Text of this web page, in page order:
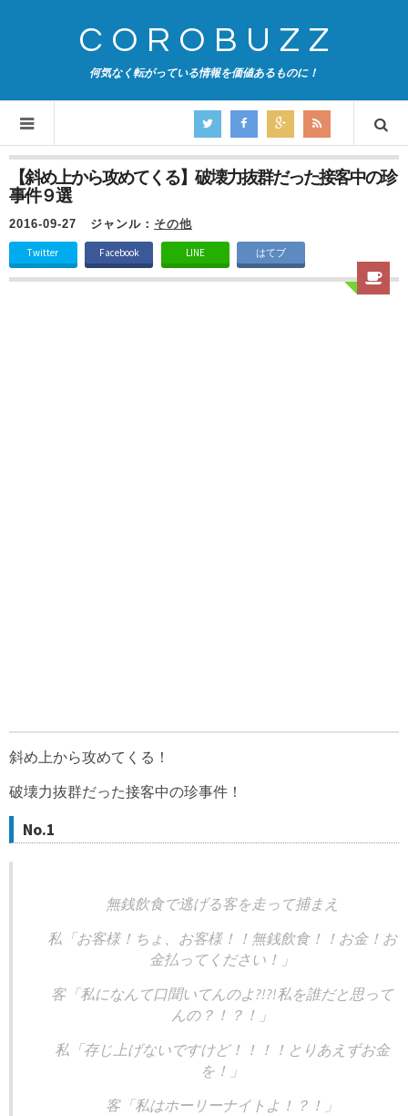
COROBUZZ
何気なく転がっている情報を価値あるものに！
【斜め上から攻めてくる】破壊力抜群だった接客中の珍
事件９選
2016-09-27 ジャンル： その他
Twitter Facebook LINE はてブ
斜め上から攻めてくる！
破壊力抜群だった接客中の珍事件！
No.1
無銭飲食で逃げる客を走って捕まえ
私「お客様！ちょ、お客様！！無銭飲食！！お金！お
金払ってください！」
客「私になんて口聞いてんのよ?!?!私を誰だと思って
んの？！？！」
私「存じ上げないですけど！！！！とりあえずお金
を！」
客「私はホーリーナイトよ！？！」